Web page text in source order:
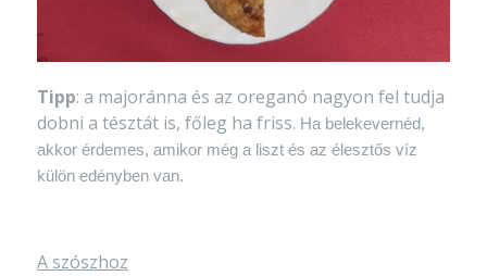
Tipp: a majoránna és az oreganó nagyon fel tudja
dobni a tésztát is, főleg ha friss. Ha belekevernéd,
akkor érdemes, amikor még a liszt és az élesztős víz
külön edényben van.
A szószhoz